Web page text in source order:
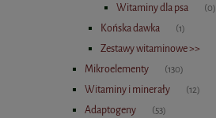
Witaminy dla psa (0)
Końska dawka (1)
Zestawy witaminowe >>
Mikroelementy (130)
Witaminy i minerały (12)
Adaptogeny (53)